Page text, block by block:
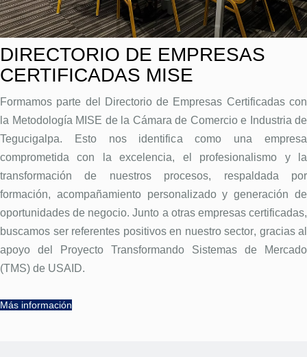
DIRECTORIO DE EMPRESAS
CERTIFICADAS MISE
Formamos parte del
Directorio de Empresas Certificadas con
la Metodología MISE de la Cámara de Comercio e Industria de
Tegucigalpa. Esto nos identifica como una empresa
comprometida con laexcelencia, el profesionalismo y la
transformación de nuestros procesos, respaldada por
formación, acompañamiento personalizado y generación de
oportunidades de negocio. Junto a otras empresas certificadas,
buscamos ser referentes positivos en nuestro sector, gracias al
apoyo del
Proyecto Transformando Sistemas de Mercado
(TMS) de USAID.
Más información